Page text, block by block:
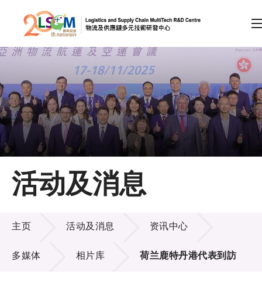
跳到内容（按回车键）
会员登录
A A EN 繁 简
主页
关于LSCM
技术商品化
项目及资助计划
活动及消息
活动及消息
活动及消息
主页 活动及消息 资讯中心
多媒体 相片库 荷兰鹿特丹港代表到訪